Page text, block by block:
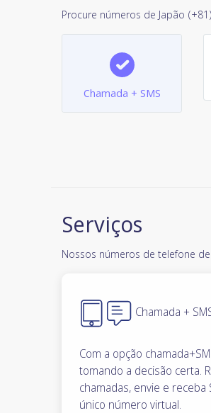
Procure números de Japão
Chamada + SMS
Serviços
Nossos números de telefone
Chamada +
Com a opção
tomando a decisão certa.
chamadas, envie e receba
único número virtual.